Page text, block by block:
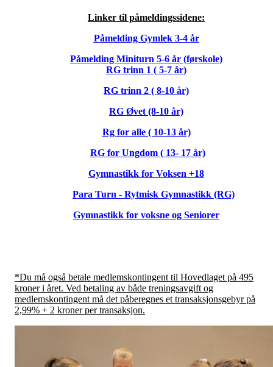
Linker til påmeldingssidene:
Påmelding Gymlek 3-4 år
Påmelding Miniturn 5-6 år (førskole)
RG trinn 1 ( 5-7 år)
RG trinn 2 ( 8-10 år)
RG Øvet (8-10 år)
Rg for alle ( 10-13 år)
RG for Ungdom ( 13- 17 år)
Gymnastikk for Voksen +18
Para Turn - Rytmisk Gymnastikk (RG)
Gymnastikk for voksne og Seniorer
*Du må også betale medlemskontingent til Hovedlaget på 495
kroner i året. Ved betaling av både treningsavgift og
medlemskontingent må det påberegnes et transaksjonsgebyr på
2,99% + 2 kroner per transaksjon.